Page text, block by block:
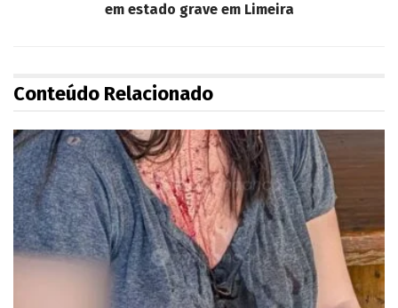
em estado grave em Limeira
Conteúdo Relacionado